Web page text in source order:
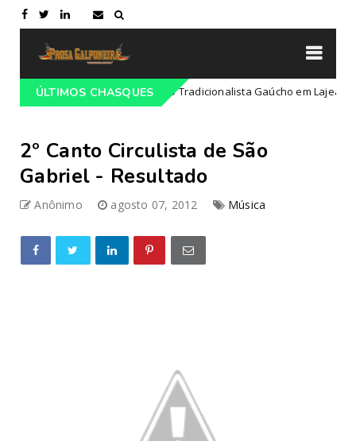
ÚLTIMOS CHASQUES
do 68º Congresso Tradicionalista Gaúcho em Lajeado-RS
2º Canto Circulista de São
Gabriel - Resultado
Anônimo agosto 07, 2012 Música